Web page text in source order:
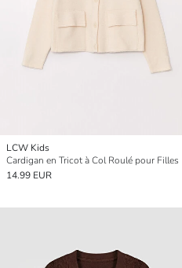
LCW Kids
Cardigan en Tricot à Col Roulé pour Filles
14.99 EUR